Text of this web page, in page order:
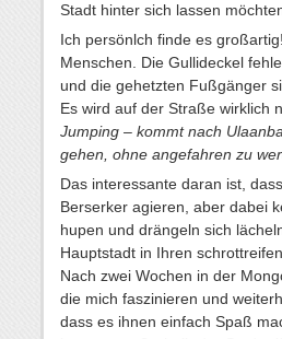
Stadt hinter sich lassen
Ich persönlch finde es
Menschen. Die Gullideckel
und die gehetzten Fußgänger
Es wird auf der Straße wirklich
Jumping – kommt nach
gehen, ohne angefahren zu
Das interessante daran ist,
Berserker agieren, aber dabei
hupen und drängeln sich
Hauptstadt in Ihren
Nach zwei Wochen in der
die mich faszinieren und
dass es ihnen einfach Spaß